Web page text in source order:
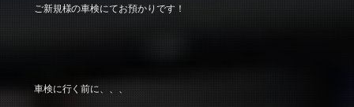
ご新規様の車検にてお預かりです！
車検に行く前に、、、